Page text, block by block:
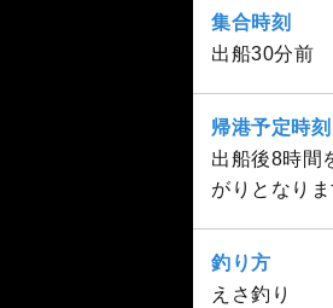
集合時刻
出船30分前
帰港予定時刻
出船後8時間
がりとなりま
釣り方
えさ釣り